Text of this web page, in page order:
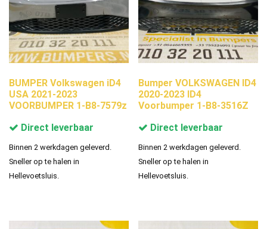
BUMPER Volkswagen iD4
USA 2021-2023
VOORBUMPER 1-B8-7579z
Direct leverbaar
Binnen 2 werkdagen geleverd.
Sneller op te halen in
Hellevoetsluis.
Bumper VOLKSWAGEN ID4
2020-2023 ID4
Voorbumper 1-B8-3516Z
Direct leverbaar
Binnen 2 werkdagen geleverd.
Sneller op te halen in
Hellevoetsluis.